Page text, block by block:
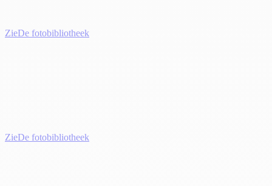
ZieDe fotobibliotheek
ZieDe fotobibliotheek